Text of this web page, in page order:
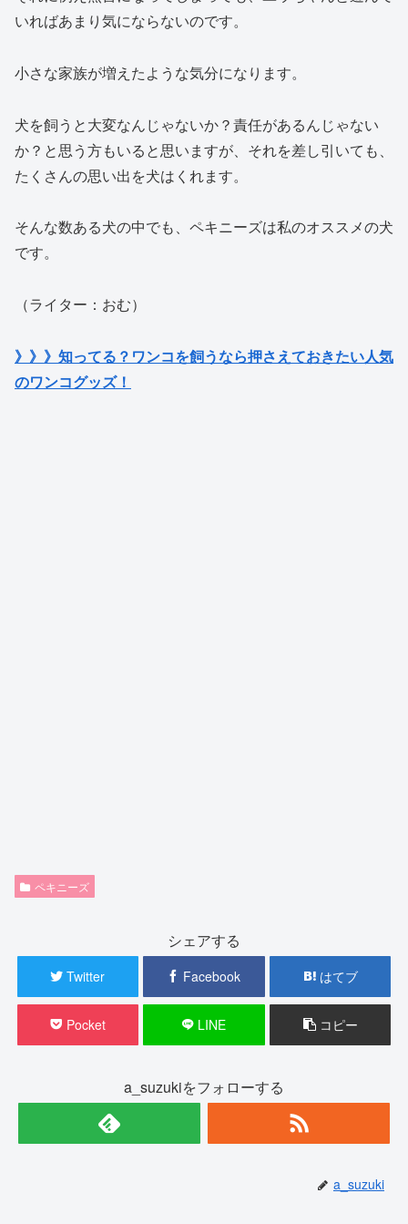
いればあまり気にならないのです。
小さな家族が増えたような気分になります。
犬を飼うと大変なんじゃないか？責任があるんじゃない
か？と思う方もいると思いますが、それを差し引いても、
たくさんの思い出を犬はくれます。
そんな数ある犬の中でも、ペキニーズは私のオススメの犬
です。
（ライター：おむ）
》》》知ってる？ワンコを飼うなら押さえておきたい人気
のワンコグッズ！
ペキニーズ
シェアする
Twitter Facebook はてブ
Pocket LINE コピー
a_suzukiをフォローする
a_suzuki